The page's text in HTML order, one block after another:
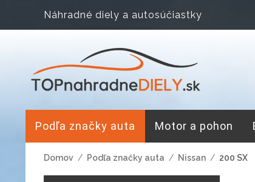
Náhradné diely a autosúčiastky
Podľa značky auta Motor a pohon
Domov / Podľa značky auta / Nissan / 200 SX